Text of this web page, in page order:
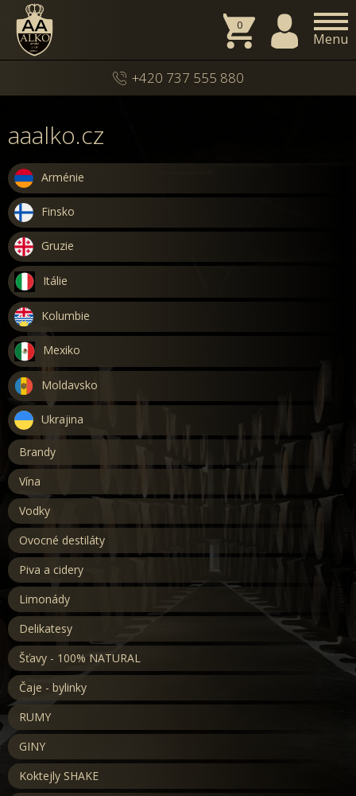
0
Menu
+420 737 555 880
aaalko.cz
Arménie
Finsko
Gruzie
Itálie
Kolumbie
Mexiko
Moldavsko
Ukrajina
Brandy
Vína
Vodky
Ovocné destiláty
Piva a cidery
Limonády
Delikatesy
Šťavy - 100% NATURAL
Čaje - bylinky
RUMY
GINY
Koktejly SHAKE